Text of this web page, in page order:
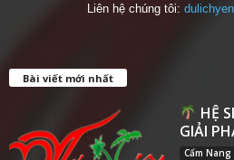
Liên hệ chúng tôi:
Bài viết mới nhất
HỆ
GIẢI
Cẩm Nang